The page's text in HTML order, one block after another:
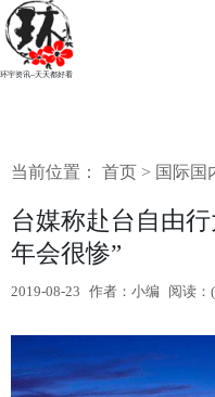
环宇资讯--天天都好看
当前位置： 首页 > 国际国
台媒称赴台自由
年会很惨”
2019-08-23 作者：小编 阅读：(